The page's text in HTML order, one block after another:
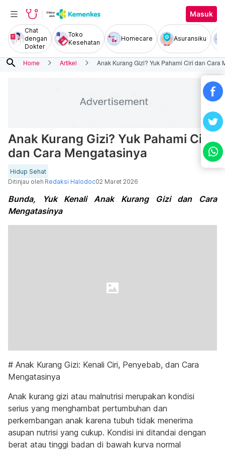
Masuk
Chat
dengan
Dokter
Toko
Kesehatan
Homecare Asuransiku
search Home Artikel Anak Kurang Gizi? Yuk Pahami Ciri dan Cara
Anak Kurang Gizi? Yuk Pahami Ciri
dan Cara Mengatasinya
Hidup Sehat
Ditinjau oleh Redaksi Halodoc02 Maret 2026
Bunda, Yuk Kenali Anak Kurang Gizi dan Cara
Mengatasinya
# Anak Kurang Gizi: Kenali Ciri, Penyebab, dan Cara
Mengatasinya
Anak kurang gizi atau malnutrisi merupakan kondisi
serius yang menghambat pertumbuhan dan
perkembangan anak karena tubuh tidak menerima
asupan nutrisi yang cukup. Kondisi ini ditandai dengan
berat atau tinggi badan di bawah kurva normal